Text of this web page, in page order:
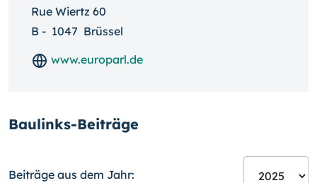
Rue Wiertz 60
B - 1047 Brüssel
www.europarl.de
Baulinks-Beiträge
Beiträge aus dem Jahr: